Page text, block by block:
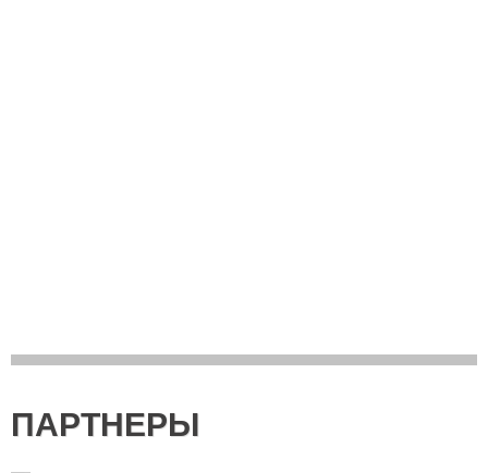
ПАРТНЕРЫ